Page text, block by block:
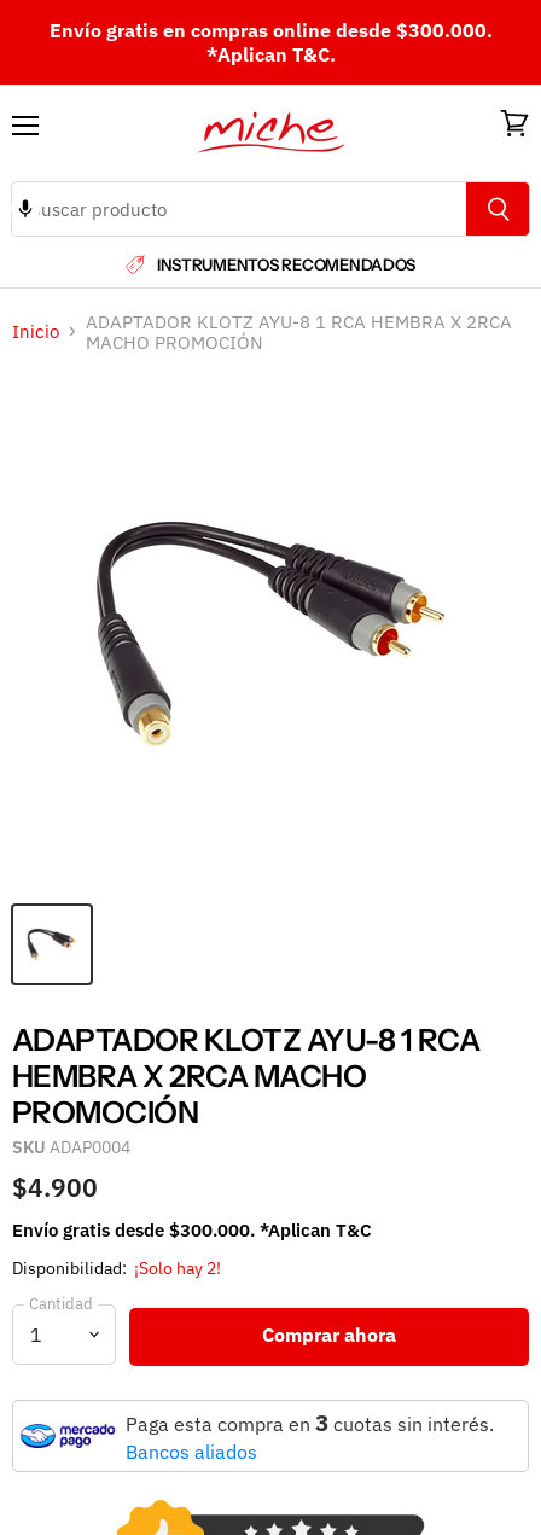
Envío gratis en compras online desde $300.000.
*Aplican T&C.
INSTRUMENTOS RECOMENDADOS
Inicio
ADAPTADOR KLOTZ AYU-8 1 RCA HEMBRA X 2RCA
MACHO PROMOCIÓN
ADAPTADOR KLOTZ AYU-8 1 RCA
HEMBRA X 2RCA MACHO
PROMOCIÓN
SKU ADAP0004
$4.900
Envío gratis desde $300.000. *Aplican T&C
Disponibilidad: ¡Solo hay 2!
Cantidad
Comprar ahora
Paga esta compra en 3 cuotas sin interés.
Bancos aliados